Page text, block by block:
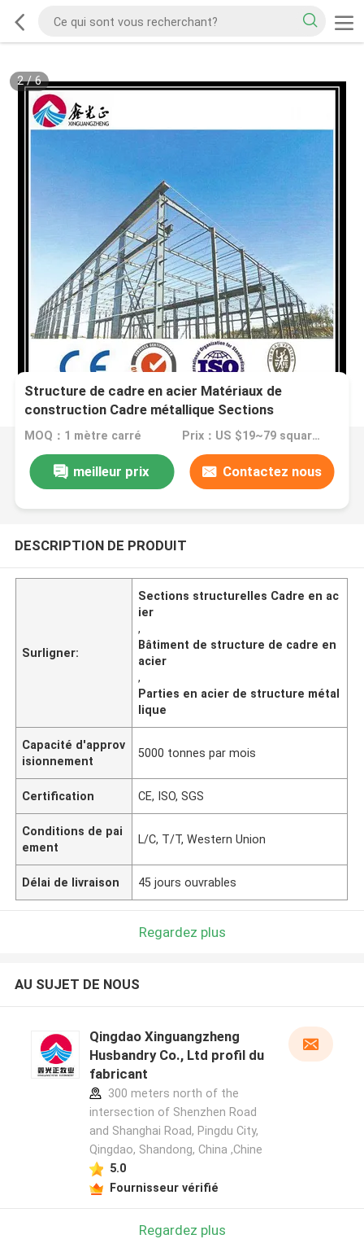
2/6
Structure de cadre en acier Matériaux de
construction Cadre métallique Sections
structurelles en acier
MOQ：1 mètre carré Prix：US $19~79 square meter
meilleur prix Contactez nous
DESCRIPTION DE PRODUIT
Surligner:
Sections structurelles Cadre en ac
ier
,
Bâtiment de structure de cadre en
acier
,
Parties en acier de structure métal
lique
Capacité d'approv
isionnement
5000 tonnes par mois
Certification CE, ISO, SGS
Conditions de pai
ement
L/C, T/T, Western Union
Délai de livraison 45 jours ouvrables
Regardez plus
AU SUJET DE NOUS
Qingdao Xinguangzheng
Husbandry Co., Ltd profil du
fabricant
300 meters north of the
intersection of Shenzhen Road
and Shanghai Road, Pingdu City,
Qingdao, Shandong, China ,Chine
5.0
Fournisseur vérifié
Regardez plus